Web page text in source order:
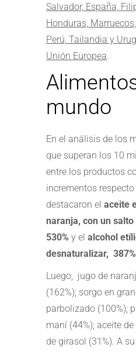
Salvador, España,
Honduras,
Perú, Tailandia y
Unión Europea.
mundo
En el análisis de los
que superan los 10
entre los productos
incrementos
destacaron el aceite
naranja, con un salto
530% y el alcohol
desnaturalizar, 387%
Luego, jugo de
(162%); sorgo en
parbolizado (100%);
maní (44%); aceite
de girasol (31%). A